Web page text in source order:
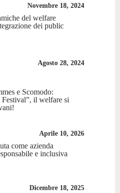
Novembre 18, 2024
del welfare
dei public
Agosto 28, 2024
e Scomodo:
Festival”, il welfare si
Aprile 10, 2026
come azienda
e inclusiva
Dicembre 18, 2025